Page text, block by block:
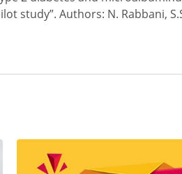
Authors: N. Rabbani,